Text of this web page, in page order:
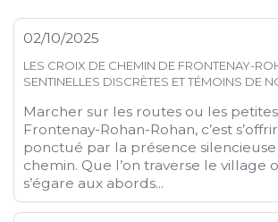
02/10/2025
LES CROIX DE CHEMIN DE FRONTENAY-
SENTINELLES DISCRÈTES ET TÉMOINS DE
Marcher sur les routes ou les
Frontenay-Rohan-Rohan, c’est
ponctué par la présence
chemin. Que l’on traverse le village
s’égare aux abords...